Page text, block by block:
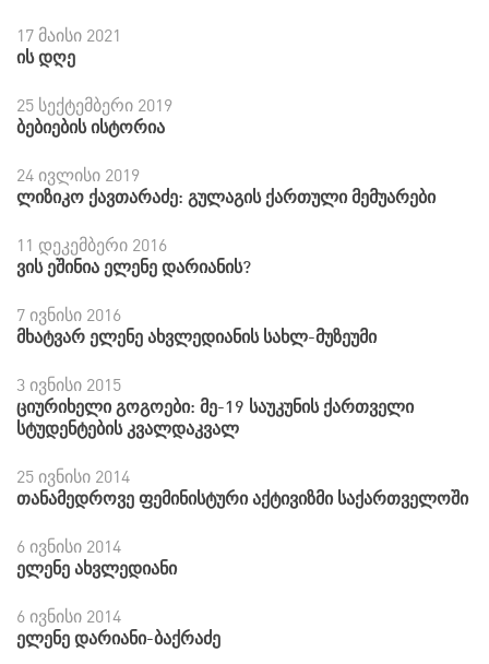
17 მაისი 2021
ის დღე
25 სექტემბერი 2019
ბებიების ისტორია
24 ივლისი 2019
ლიზიკო ქავთარაძე: გულაგის ქართული მემუარები
11 დეკემბერი 2016
ვის ეშინია ელენე დარიანის?
7 ივნისი 2016
მხატვარ ელენე ახვლედიანის სახლ-მუზეუმი
3 ივნისი 2015
ციურიხელი გოგოები: მე-19 საუკუნის ქართველი
სტუდენტების კვალდაკვალ
25 ივნისი 2014
თანამედროვე ფემინისტური აქტივიზმი საქართველოში
6 ივნისი 2014
ელენე ახვლედიანი
6 ივნისი 2014
ელენე დარიანი-ბაქრაძე